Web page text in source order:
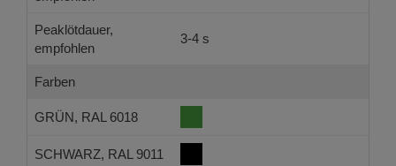
Peaklötdauer,
empfohlen
3-4 s
Farben
GRÜN, RAL 6018
SCHWARZ, RAL 9011